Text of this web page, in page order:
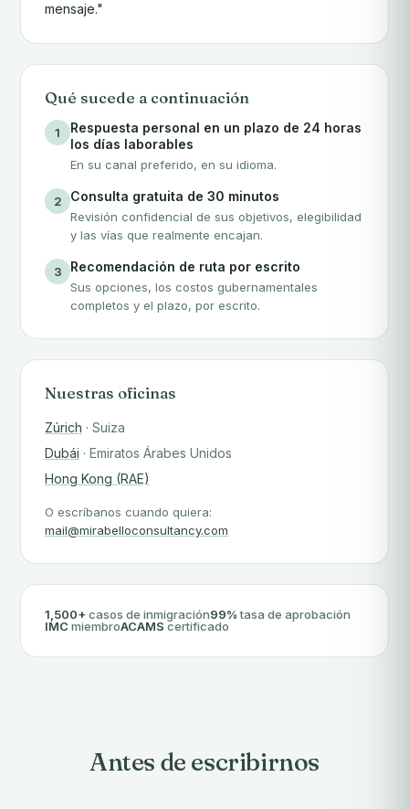
mensaje."
Qué sucede a continuación
1
Respuesta personal en un plazo de 24 horas
los días laborables
En su canal preferido, en su idioma.
2 Consulta gratuita de 30 minutos
Revisión confidencial de sus objetivos, elegibilidad
y las vías que realmente encajan.
3 Recomendación de ruta por escrito
Sus opciones, los costos gubernamentales
completos y el plazo, por escrito.
Nuestras oficinas
Zúrich · Suiza
Dubái · Emiratos Árabes Unidos
Hong Kong (RAE)
O escríbanos cuando quiera:
mail@mirabelloconsultancy.com
1,500+casos de inmigración99%tasa de aprobación
IMC miembroACAMS certificado
Antes de escribirnos